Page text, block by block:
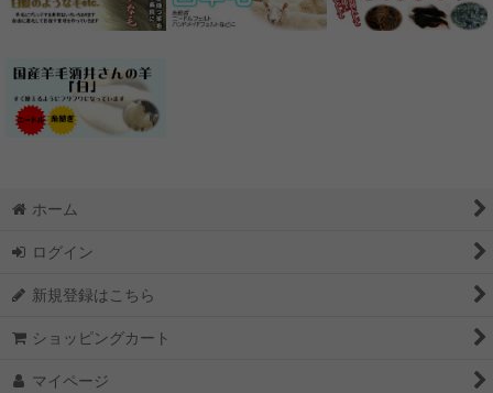
ホーム
ログイン
新規登録はこちら
ショッピングカート
マイページ